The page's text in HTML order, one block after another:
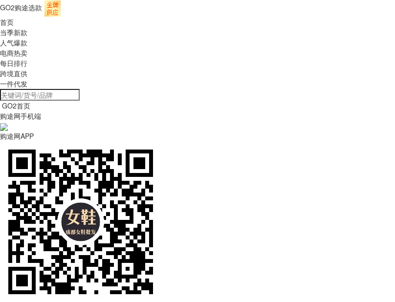
GO2购途选款
首页
当季新款
人气爆款
电商热卖
每日排行
跨境直供
一件代发
GO2首页
购途网手机端
购途网APP